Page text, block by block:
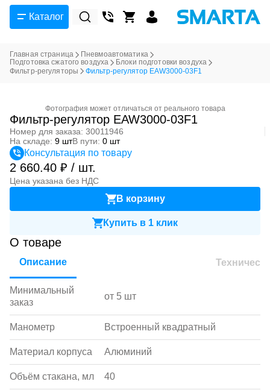
Каталог
Главная страница
Пневмоавтоматика
Подготовка сжатого воздуха
Блоки подготовки воздуха
Фильтр-регуляторы
Фильтр-регулятор EAW3000-03F1
Фотография может отличаться от реального товара
Фильтр-регулятор EAW3000-03F1
Номер для заказа: 30011946
На складе: 9 штВ пути: 0 шт
Консультация по товару
2 660.40 ₽ / шт.
Цена указана без НДС
В корзину
Купить в 1 клик
О товаре
Описание
Минимальный
заказ
от 5 шт
Манометр Встроенный квадратный
Материал корпуса Алюминий
Объём стакана, мл 40